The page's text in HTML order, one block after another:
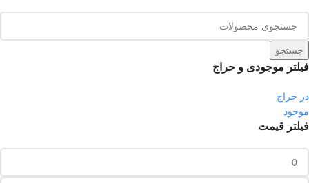
جستجو
فیلتر موجودی و حراج
در حراج
موجود
فیلتر قیمت